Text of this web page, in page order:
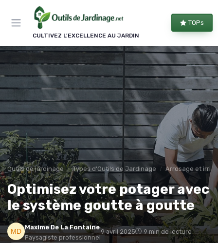
CULTIVEZ L'EXCELLENCE AU JARDIN
TOPs
Outils de jardinage Types d'Outils de Jardinage Arrosage et
Optimisez votre potager avec
le système goutte à goutte
Maxime De La Fontaine
Paysagiste professionnel
9 avril 2025 9 min de lecture
Panneau de gestion des cookies